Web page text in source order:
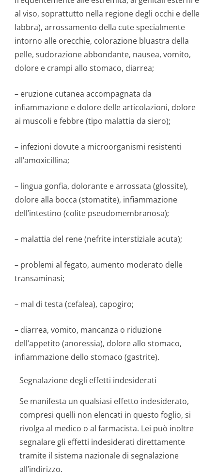
al viso, soprattutto nella regione degli occhi e delle
labbra), arrossamento della cute specialmente
intorno alle orecchie, colorazione bluastra della
pelle, sudorazione abbondante, nausea, vomito,
dolore e crampi allo stomaco, diarrea;
– eruzione cutanea accompagnata da
infiammazione e dolore delle articolazioni, dolore
ai muscoli e febbre (tipo malattia da siero);
– infezioni dovute a microorganismi resistenti
all’amoxicillina;
– lingua gonfia, dolorante e arrossata (glossite),
dolore alla bocca (stomatite), infiammazione
dell’intestino (colite pseudomembranosa);
– malattia del rene (nefrite interstiziale acuta);
– problemi al fegato, aumento moderato delle
transaminasi;
– mal di testa (cefalea), capogiro;
– diarrea, vomito, mancanza o riduzione
dell’appetito (anoressia), dolore allo stomaco,
infiammazione dello stomaco (gastrite).
Segnalazione degli effetti indesiderati
Se manifesta un qualsiasi effetto indesiderato,
compresi quelli non elencati in questo foglio, si
rivolga al medico o al farmacista. Lei può inoltre
segnalare gli effetti indesiderati direttamente
tramite il sistema nazionale di segnalazione
all’indirizzo.